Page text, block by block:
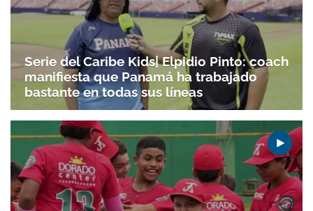
Serie del Caribe Kids| Elpidio Pinto: coach
manifiesta que Panamá ha trabajado
bastante en todas sus líneas